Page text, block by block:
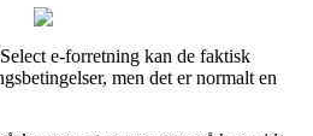
e-forretning kan de faktisk
men det er normalt en